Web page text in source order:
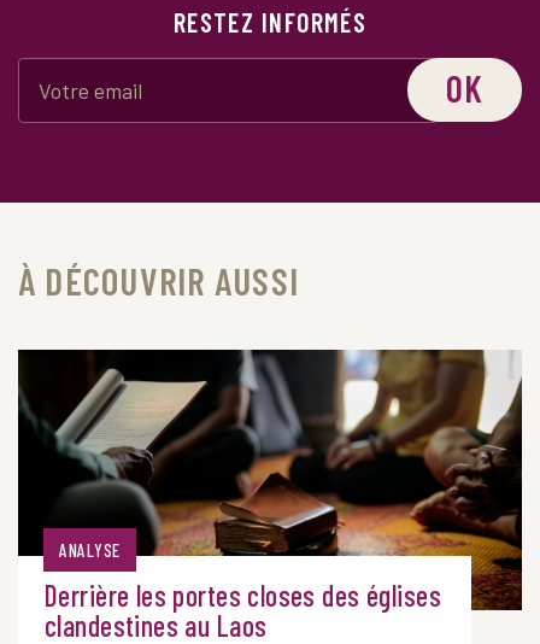
RESTEZ INFORMÉS
OK
À DÉCOUVRIR AUSSI
ANALYSE
Derrière les portes closes des églises
clandestines au Laos